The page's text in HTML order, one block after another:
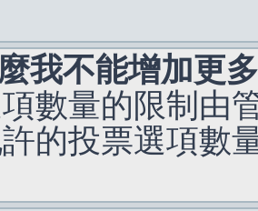
我不能增加更
數量的限制由
的投票選項數